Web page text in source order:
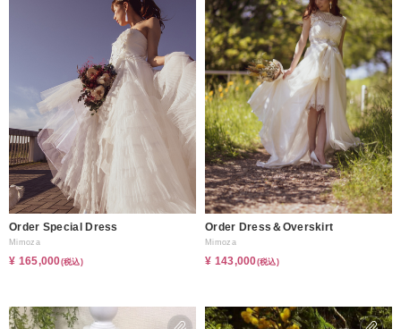
Order Special Dress
Mimoza
¥ 165,000(税込)
Order Dress＆Overskirt
Mimoza
¥ 143,000(税込)